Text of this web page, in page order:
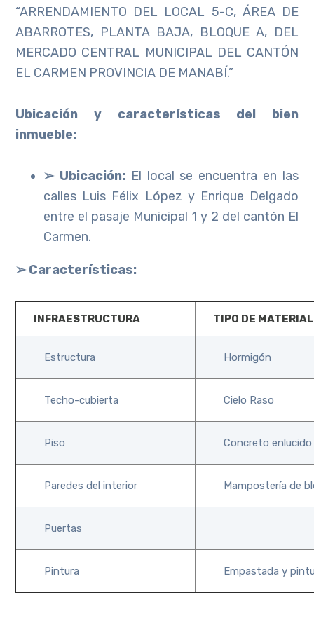
“ARRENDAMIENTO DEL LOCAL 5-C, ÁREA DE
ABARROTES, PLANTA BAJA, BLOQUE A, DEL
MERCADO CENTRAL MUNICIPAL DEL CANTÓN
EL CARMEN PROVINCIA DE MANABÍ.”
Ubicación y características del bien
inmueble:
➢ Ubicación: El local se encuentra en las
calles Luis Félix López y Enrique Delgado
entre el pasaje Municipal 1 y 2 del cantón El
Carmen.
➢ Características:
INFRAESTRUCTURA TIPO DE MATERIAL
Estructura Hormigón
Techo-cubierta Cielo Raso
Piso Concreto
Paredes del interior Mampostería de
Puertas
Pintura Empastada y